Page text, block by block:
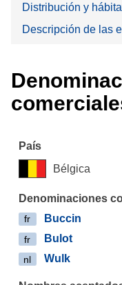
Distribución y
Descripción de las
Bélgica
fr Buccin
fr Bulot
nl Wulk